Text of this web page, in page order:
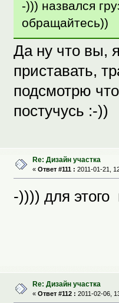
-))) назвался
обращайтесь))
Да ну что вы,
приставать,
подсмотрю
постучусь :-))
Re: Дизайн участка
« Ответ #111 : 2011-01-21,
-)))) для
Re: Дизайн участка
« Ответ #112 : 2011-02-06,